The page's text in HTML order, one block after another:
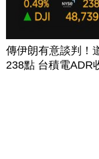
傳伊朗有意談判！
238點 台積電ADR